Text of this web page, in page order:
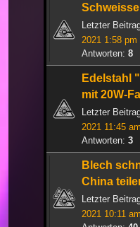
Letzter
2021 1:58 pm
Antworten: 8
Edelstahl
mit 20W-
Letzter
2021 11:45 am
Antworten: 3
Blech
China
Letzter
2021 10:11 am